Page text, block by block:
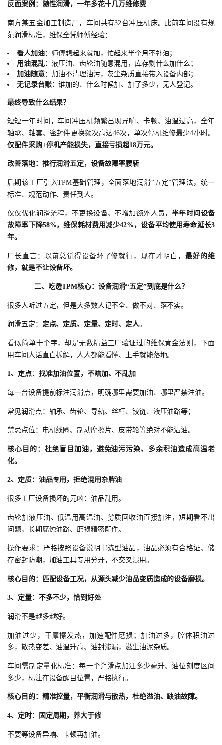
反面案例：随性润滑，一年多花十几万维修费
南方某五金加工制造厂，车间共有32台冲压机床。此前车间没有规
范润滑标准，维保全凭师傅经验：
看人加油：师傅想起来就加，忙起来半个月不补油；
用油混乱：液压油、齿轮油随意混用，库存剩什么加什么；
加油随意：加油不清理油污，灰尘杂质直接带入设备内部；
无记录台账：谁加的、什么时候加、加了多少，无人登记。
最终导致什么结果？
短短一年时间，车间冲压机频繁出现异响、卡顿、油温过高，全年
轴承、轴套、密封件更换频次高达46次，单次停机维修最少4小时。
仅配件采购+停机产能损失，直接亏损超18万元。
改善落地：推行润滑五定，设备故障率腰斩
后期该工厂引入TPM基础管理，全面落地润滑“五定”管理法，统一
标准、规范动作、责任到人。
仅仅优化润滑流程，不更换设备、不增加额外人员， 半年时间设备
故障率下降58%，维保耗材费用减少42%，设备平均使用寿命延长3
年。
厂长直言：以前总觉得设备坏了修就行，现在才明白，最好的维
修，就是不让设备坏。
二、 吃透TPM核心：设备润滑“五定”到底是什么？
很多人听过五定，但是大多数人记不全、做不对、落不实。
润滑五定： 定点、定质、定量、定时、定人。
看似简单十个字，却是无数精益工厂验证过的维保黄金法则，下面
用车间人话直白拆解，人人都能看懂、上手就能落地。
1、定点：找准加油位置，不瞎加、不乱加
每一台设备提前标注润滑点，明确哪里需要加油、哪里严禁注油。
常见润滑点：轴承、齿轮、导轨、丝杆、铰链、液压油路等；
禁忌点位：电机线圈、制动摩擦片、皮带轮等绝对不能沾油。
核心目的：杜绝盲目加油，避免油污污染、多余积油造成高温老
化。
2、定质：油品专用，拒绝混用杂牌油
很多工厂设备损坏的元凶：油品乱用。
齿轮加液压油、低温用高温油、劣质回收油直接加注，短期看不出
问题，长期腐蚀油路、磨损精密配件。
操作要求：严格按照设备说明书选型油品，油品必须有合格证、储
存密封防潮，加油工具专用分开，不交叉混用。
核心目的：匹配设备工况，从源头减少油品变质造成的设备磨损。
3、定量：不多不少，恰到好处
润滑不是越多越好。
加油过少，干摩擦发热，加速配件磨损；加油过多，腔体积油过
多，散热变差、油温升高、油封渗漏，滋生油泥杂质。
车间需制定量化标准：每一个润滑点加注多少毫升、油位刻度区间
多少，标注在设备醒目位置，严格执行。
核心目的：精准控量，平衡润滑与散热，杜绝溢油、缺油故障。
4、定时：固定周期，养大于修
不要等设备异响、卡顿再加油。